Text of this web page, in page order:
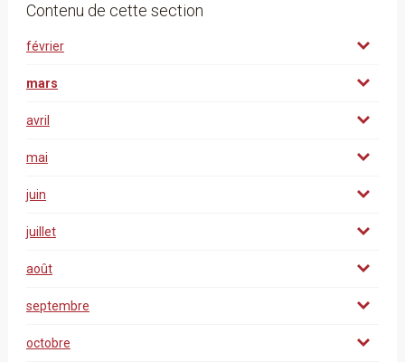
Contenu de cette section
février
mars
avril
mai
juin
juillet
août
septembre
octobre